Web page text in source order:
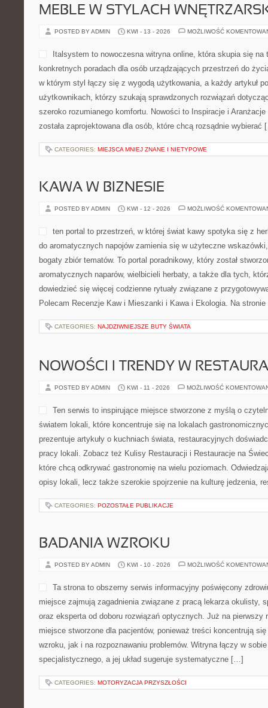
MEBLE W STYLACH
POSTED BY ADMIN KWI - 13 - 2026 MOŻLIWOŚĆ
Italsystem to nowoczesna witryna online, która skupia się na
konkretnych poradach dla osób urządzających przestrzeń do
w którym styl łączy się z wygodą użytkowania, a każdy artykuł
użytkownikach, którzy szukają sprawdzonych rozwiązań
szeroko rozumianego komfortu. Nowości to Inspiracje i
została zaprojektowana dla osób, które chcą rozsądnie wybierać
CATEGORIES: MIEJSCA MNIEJ ZNANE I NIETYPOWE
KAWA W BIZNESIE
POSTED BY ADMIN KWI - 12 - 2026 MOŻLIWOŚĆ
ten portal to przestrzeń, w której świat kawy spotyka się z
do aromatycznych napojów zamienia się w użyteczne
bogaty zbiór tematów. To portal poradnikowy, który został
aromatycznych naparów, wielbicieli herbaty, a także dla tych,
dowiedzieć się więcej codzienne rytuały związane z
Polecam Recenzje Kaw i Mieszanki i Kawa i Ekologia. Na
CATEGORIES: NAJDZIWNIEJSZE BUTY ŚWIATA
NOWOŚCI I TRENDY W
POSTED BY ADMIN KWI - 11 - 2026 MOŻLIWOŚĆ
Ten serwis to inspirujące miejsce stworzone z myślą o
światem lokali, które koncentruje się na lokalach
prezentuje artykuły o kuchniach świata, restauracyjnych
pracy lokali. Zobacz też Kulisy Restauracji i Restauracje na
które chcą odkrywać gastronomię na wielu poziomach.
opisy lokali, lecz także szerokie spojrzenie na kulturę jedzenia,
CATEGORIES: POZOSTAŁE PUBLIKACJE
BADANIA WZROKU
POSTED BY ADMIN KWI - 10 - 2026 MOŻLIWOŚĆ
Ta strona to obszerny serwis informacyjny poświęcony
miejsce zajmują zagadnienia związane z pracą lekarza okulisty,
oraz eksperta od doboru rozwiązań optycznych. Już na pierwszy
miejsce stworzone dla pacjentów, ponieważ treści koncentrują
wzroku, jak i na rozpoznawaniu problemów. Witryna łączy w
specjalistycznego, a jej układ sugeruje systematyczne […]
CATEGORIES: MOTORYZACJA PRZYSZŁOŚCI